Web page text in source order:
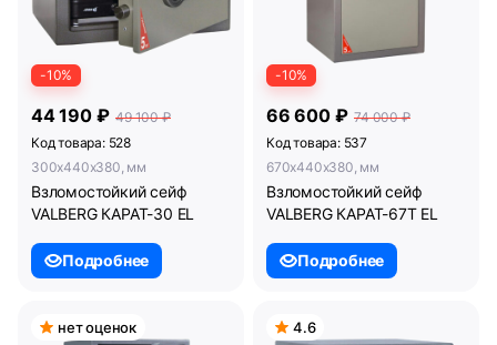
-10%
44 190 ₽ 49 100 ₽
Код товара: 528
300x440x380, мм
Взломостойкий сейф
VALBERG КАРАТ-30 EL
Подробнее
-10%
66 600 ₽ 74 000 ₽
Код товара: 537
670x440x380, мм
Взломостойкий сейф
VALBERG КАРАТ-67T EL
Подробнее
нет оценок 4.6